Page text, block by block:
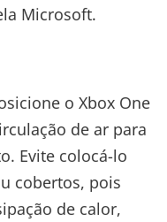
Microsoft.
o Xbox One
de ar para
Evite colocá-lo
cobertos, pois
de calor,